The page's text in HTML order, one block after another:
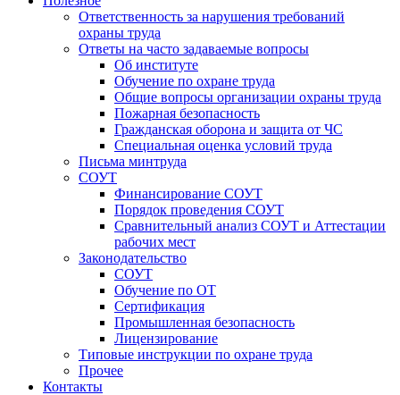
Ответственность за нарушения требований
охраны труда
Ответы на часто задаваемые вопросы
Об институте
Обучение по охране труда
Общие вопросы организации охраны труда
Пожарная безопасность
Гражданская оборона и защита от ЧС
Специальная оценка условий труда
Письма минтруда
СОУТ
Финансирование СОУТ
Порядок проведения СОУТ
Сравнительный анализ СОУТ и Аттестации
рабочих мест
Законодательство
СОУТ
Обучение по ОТ
Сертификация
Промышленная безопасность
Лицензирование
Типовые инструкции по охране труда
Прочее
Контакты